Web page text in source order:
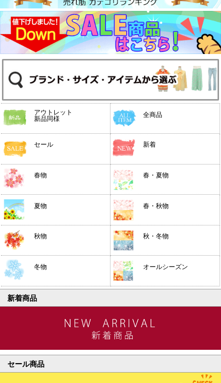
アウトレット
新品同様
全商品
セール 新着
春物 春・夏物
夏物 春・秋物
秋物 秋・冬物
冬物 オールシーズン
新着商品
セール商品